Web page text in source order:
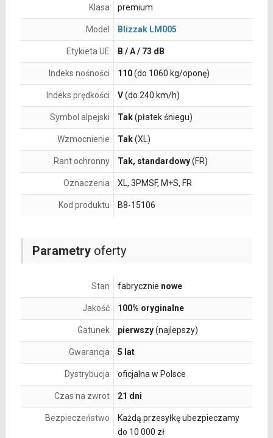
Parametryoferty
Stan fabrycznie nowe
Jakość 100% oryginalne
Gatunek pierwszy(najlepszy)
Gwarancja 5 lat
Dystrybucja oficjalna w Polsce
Czas na zwrot 21 dni
Bezpieczeństwo
Każdą przesyłkę ubezpieczamy
do 10 000 zł
Klasa premium
Model Blizzak LM005
Etykieta UE B / A / 73 dB
Indeks nośności 110(do 1060 kg/oponę)
Indeks prędkości V(do 240 km/h)
Symbol alpejski Tak(płatek śniegu)
Wzmocnienie Tak(XL)
Rant ochronny Tak, standardowy(FR)
Oznaczenia XL, 3PMSF, M+S, FR
Kod produktu B8-15106